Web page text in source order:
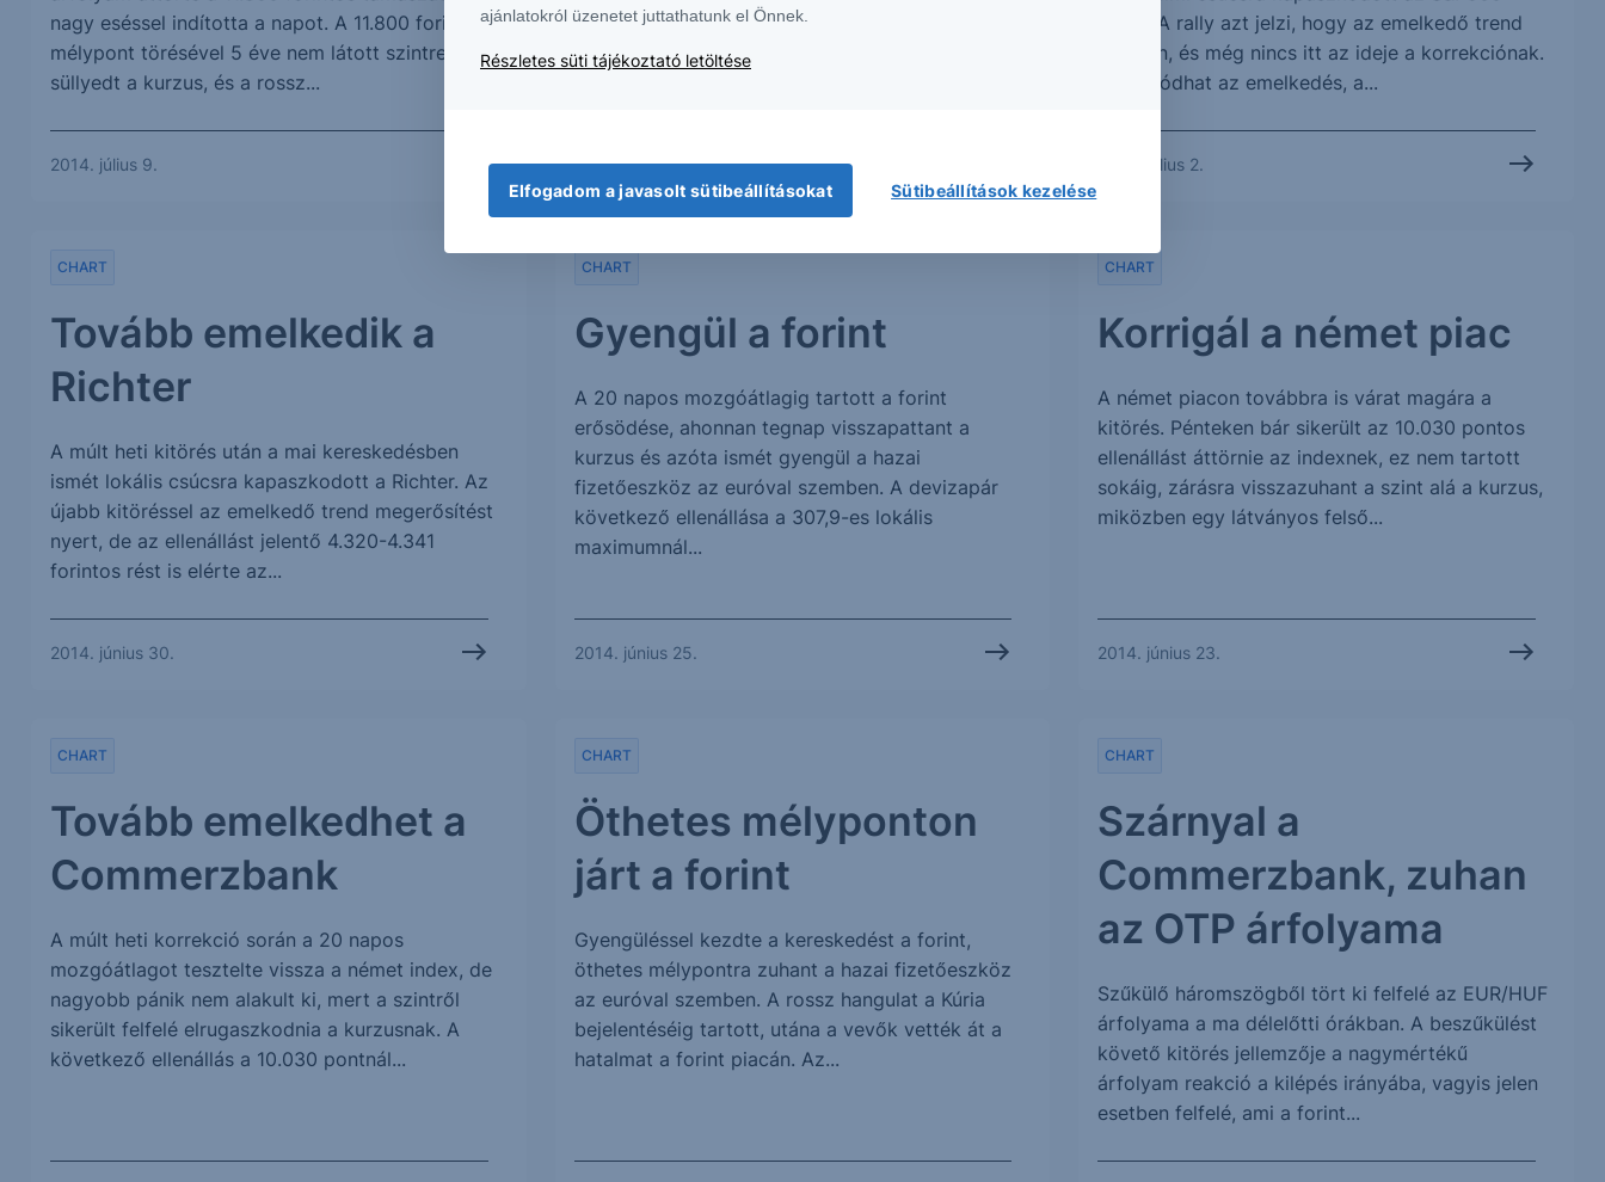
nagy eséssel indította a napot. A 11.800 forintos
mélypont törésével 5 éve nem látott szintre
süllyedt a kurzus, és a rossz...
2014. július 9.
árfolyam így nagy...
2014. július 7.
index. A rally azt jelzi, hogy az emelkedő trend
töretlen, és még nincs itt az ideje a korrekciónak.
Folytatódhat az emelkedés, a...
2014. július 2.
Tovább emelkedik a
Richter
CHART
A múlt heti kitörés után a mai kereskedésben
ismét lokális csúcsra kapaszkodott a Richter. Az
újabb kitöréssel az emelkedő trend megerősítést
nyert, de az ellenállást jelentő 4.320-4.341
forintos rést is elérte az...
2014. június 30.
Gyengül a forint
CHART
A 20 napos mozgóátlagig tartott a forint
erősödése, ahonnan tegnap visszapattant a
kurzus és azóta ismét gyengül a hazai
fizetőeszköz az euróval szemben. A devizapár
következő ellenállása a 307,9-es lokális
maximumnál...
2014. június 25.
Korrigál a német piac
CHART
A német piacon továbbra is várat magára a
kitörés. Pénteken bár sikerült az 10.030 pontos
ellenállást áttörnie az indexnek, ez nem tartott
sokáig, zárásra visszazuhant a szint alá a kurzus,
miközben egy látványos felső...
2014. június 23.
Tovább emelkedhet a
Commerzbank
CHART
A múlt heti korrekció során a 20 napos
mozgóátlagot tesztelte vissza a német index, de
nagyobb pánik nem alakult ki, mert a szintről
sikerült felfelé elrugaszkodnia a kurzusnak. A
következő ellenállás a 10.030 pontnál...
Öthetes mélyponton
járt a forint
CHART
Gyengüléssel kezdte a kereskedést a forint,
öthetes mélypontra zuhant a hazai fizetőeszköz
az euróval szemben. A rossz hangulat a Kúria
bejelentéséig tartott, utána a vevők vették át a
hatalmat a forint piacán. Az...
Szárnyal a
Commerzbank, zuhan
az OTP árfolyama
CHART
Szűkülő háromszögből tört ki felfelé az EUR/HUF
árfolyama a ma délelőtti órákban. A beszűkülést
követő kitörés jellemzője a nagymértékű
árfolyam reakció a kilépés irányába, vagyis jelen
esetben felfelé, ami a forint...
ajánlatokról üzenetet juttathatunk el Önnek.
Részletes süti tájékoztató letöltése
Elfogadom a javasolt sütibeállításokat Sütibeállítások kezelése